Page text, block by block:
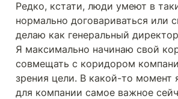
Редко, кстати, люди умеют в
нормально договариваться или
делаю как генеральный
Я максимально начинаю свой
совмещать с коридором
зрения цели. В какой-то момент
для компании самое важное